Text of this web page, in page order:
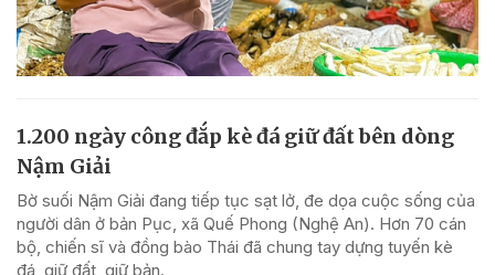
1.200 ngày công đắp kè đá giữ đất bên dòng
Nậm Giải
Bờ suối Nậm Giải đang tiếp tục sạt lở, đe dọa cuộc sống của
người dân ở bản Pục, xã Quế Phong (Nghệ An). Hơn 70 cán
bộ, chiến sĩ và đồng bào Thái đã chung tay dựng tuyến kè
đá, giữ đất, giữ bản.